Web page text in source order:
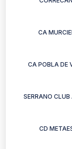
CA
CA POBLA DE
SERRANO
CD